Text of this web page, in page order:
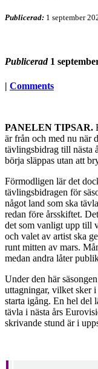
Publicerad: 1 september
Publicerad 1
| Comments
PANELEN TIPSAR.
är från och med nu när
tävlingsbidrag till nästa
börja släppas utan att
Förmodligen lär det
tävlingsbidragen för
något land som ska
redan före årsskiftet.
det som vanligt upp till
och valet av artist ska
runt mitten av mars.
medan andra låter
Under den här
uttagningar, vilket sker
starta igång. En hel del
tävla i nästa års
skrivande stund är i